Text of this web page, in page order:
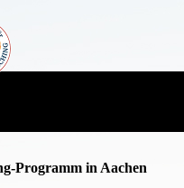
Programm in Aachen